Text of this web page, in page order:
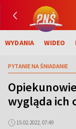
WYDANIA WIDEO
PYTANIE NA ŚNIADANIE
wygląda ich
15.02.2022, 07:49